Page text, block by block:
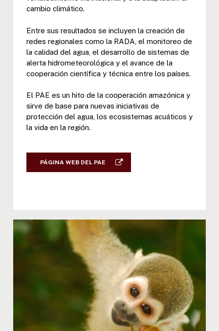
cambio climático.
Entre sus resultados se incluyen la creación de
redes regionales como la RADA, el monitoreo de
la calidad del agua, el desarrollo de sistemas de
alerta hidrometeorológica y el avance de la
cooperación científica y técnica entre los países.
El PAE es un hito de la cooperación amazónica y
sirve de base para nuevas iniciativas de
protección del agua, los ecosistemas acuáticos y
la vida en la región.
PÁGINA WEB DEL PAE